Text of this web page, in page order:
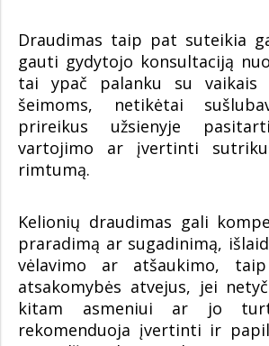
Draudimas taip pat suteikia
gauti gydytojo konsultaciją
tai ypač palanku su vaikais
šeimoms, netikėtai
prireikus užsienyje
vartojimo ar įvertinti
rimtumą.
Kelionių draudimas gali
praradimą ar sugadinimą,
vėlavimo ar atšaukimo,
atsakomybės atvejus, jei
kitam asmeniui ar jo
rekomenduoja įvertinti ir